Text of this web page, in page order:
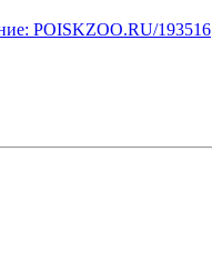
POISKZOO.RU/193516